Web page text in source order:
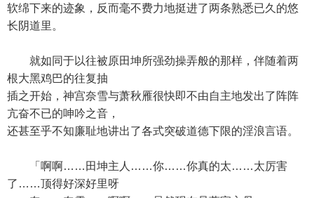
软绵下来的迹象，反而毫不费力地挺进了两条熟悉已久的悠
长阴道里。
就如同于以往被原田坤所强劲操弄般的那样，伴随着两
根大黑鸡巴的往复抽
插之开始，神宫奈雪与萧秋雁很快即不由自主地发出了阵阵
亢奋不已的呻吟之音，
还甚至乎不知廉耻地讲出了各式突破道德下限的淫浪言语。
「啊啊……田坤主人……你……你真的太……太厉害
了……顶得好深好里呀